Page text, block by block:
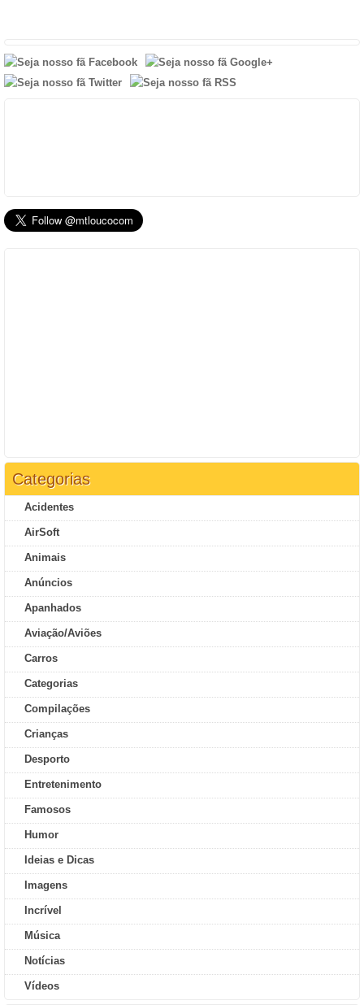
Categorias
Acidentes
AirSoft
Animais
Anúncios
Apanhados
Aviação/Aviões
Carros
Categorias
Compilações
Crianças
Desporto
Entretenimento
Famosos
Humor
Ideias e Dicas
Imagens
Incrível
Música
Notícias
Vídeos